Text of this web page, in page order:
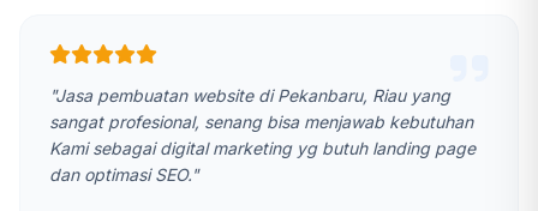
"Jasa pembuatan website di Pekanbaru, Riau yang
sangat profesional, senang bisa menjawab kebutuhan
Kami sebagai digital marketing yg butuh landing page
dan optimasi SEO."